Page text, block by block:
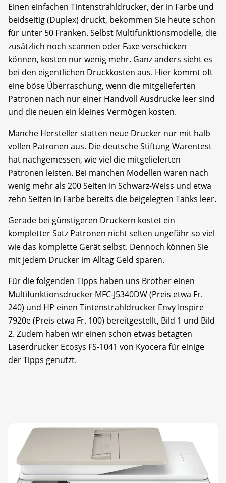
Einen einfachen Tintenstrahldrucker, der in Farbe und
beidseitig (Duplex) druckt, bekommen Sie heute schon
für unter 50 Franken. Selbst Multifunktionsmodelle, die
zusätzlich noch scannen oder Faxe verschicken
können, kosten nur wenig mehr. Ganz anders sieht es
bei den eigentlichen Druckkosten aus. Hier kommt oft
eine böse Überraschung, wenn die mitgelieferten
Patronen nach nur einer Handvoll Ausdrucke leer sind
und die neuen ein kleines Vermögen kosten.
Manche Hersteller statten neue Drucker nur mit halb
vollen Patronen aus. Die deutsche Stiftung Warentest
hat nachgemessen, wie viel die mitgelieferten
Patronen leisten. Bei manchen Modellen waren nach
wenig mehr als 200 Seiten in Schwarz-Weiss und etwa
zehn Seiten in Farbe bereits die beigelegten Tanks leer.
Gerade bei günstigeren Druckern kostet ein
kompletter Satz Patronen nicht selten ungefähr so viel
wie das komplette Gerät selbst. Dennoch können Sie
mit jedem Drucker im Alltag Geld sparen.
Für die folgenden Tipps haben uns Brother einen
Multifunktionsdrucker MFC-J5340DW (Preis etwa Fr.
240) und HP einen Tintenstrahldrucker Envy Inspire
7920e (Preis etwa Fr. 100) bereitgestellt, Bild 1 und Bild
2. Zudem haben wir einen schon etwas betagten
Laserdrucker Ecosys FS-1041 von Kyocera für einige
der Tipps genutzt.